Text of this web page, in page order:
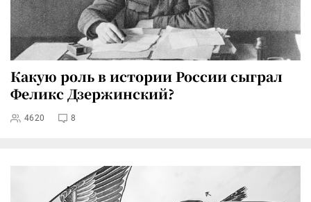
Какую роль в истории России сыграл
Феликс Дзержинский?
4620 8